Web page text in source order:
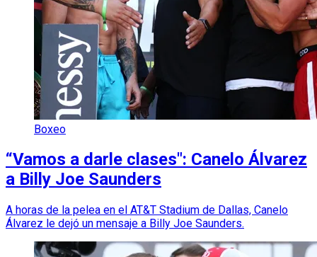
Boxeo
“Vamos a darle clases": Canelo Álvarez
a Billy Joe Saunders
A horas de la pelea en el AT&T Stadium de Dallas, Canelo
Álvarez le dejó un mensaje a Billy Joe Saunders.